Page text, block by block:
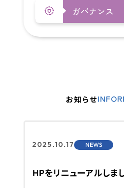
ガバナンス
お知らせ
2025.10.17 NEWS
HPをリニューアルしま